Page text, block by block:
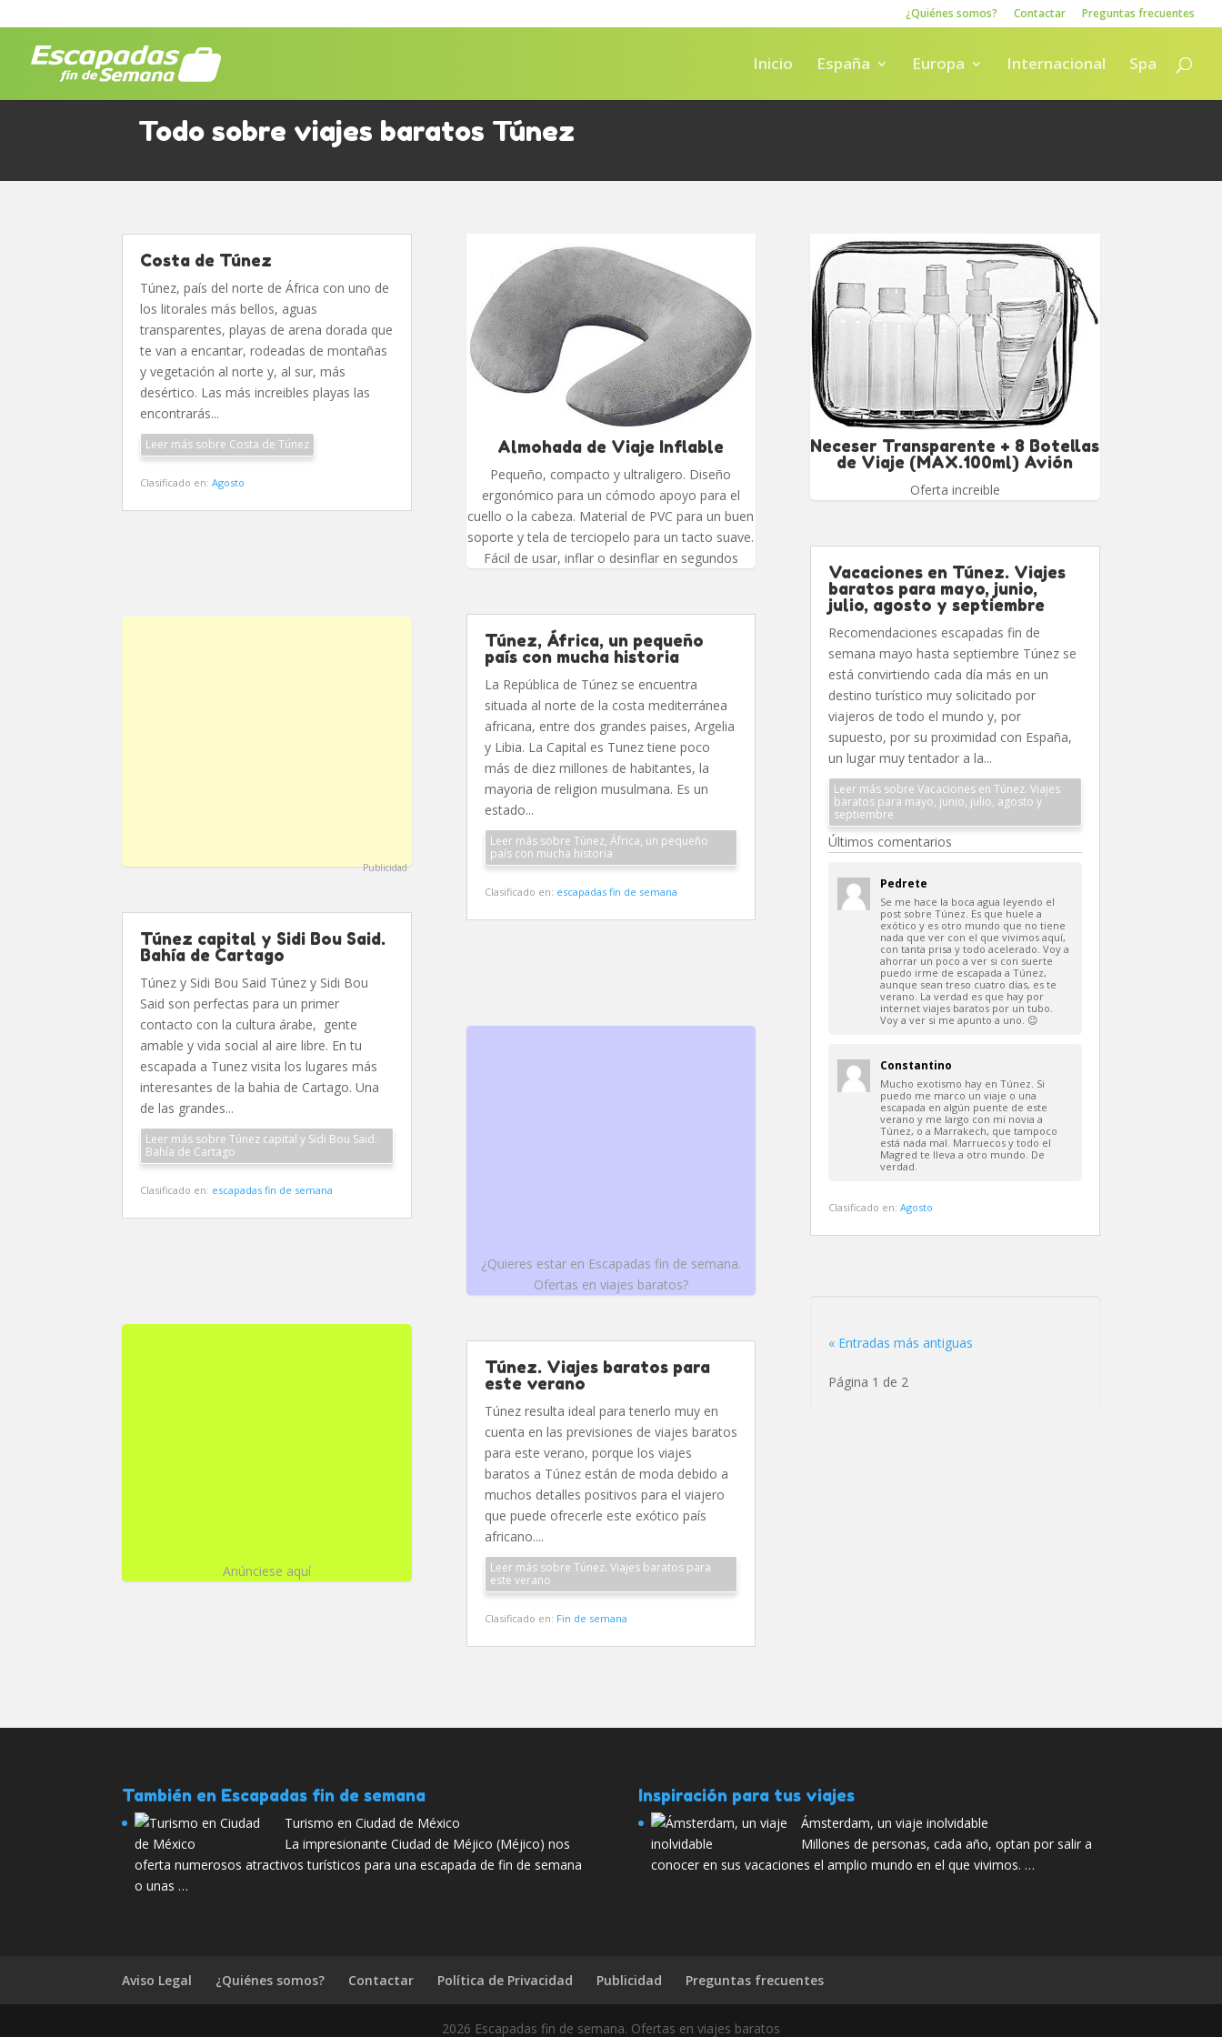
¿Quiénes somos? Contactar Preguntas frecuentes
Inicio España Europa Internacional Spa
Todo sobre viajes baratos Túnez
Costa de Túnez
Túnez, país del norte de África con uno de
los litorales más bellos, aguas
transparentes, playas de arena dorada que
te van a encantar, rodeadas de montañas
y vegetación al norte y, al sur, más
desértico. Las más increibles playas las
encontrarás...
Leer más sobre Costa de Túnez
Clasificado en:Agosto
Publicidad
Túnez capital y Sidi Bou Said.
Bahía de Cartago
Túnez y Sidi Bou Said Túnez y Sidi Bou
Said son perfectas para un primer
contacto con la cultura árabe, gente
amable y vida social al aire libre. En tu
escapada a Tunez visita los lugares más
interesantes de la bahia de Cartago. Una
de las grandes...
Leer más sobre Túnez capital y Sidi Bou Said.
Bahía de Cartago
Clasificado en: escapadas fin de semana
Anúnciese aquí
Almohada de Viaje Inflable
Pequeño, compacto y ultraligero. Diseño
ergonómico para un cómodo apoyo para el
cuello o la cabeza. Material de PVC para un buen
soporte y tela de terciopelo para un tacto suave.
Fácil de usar, inflar o desinflar en segundos
Túnez, África, un pequeño
país con mucha historia
La República de Túnez se encuentra
situada al norte de la costa mediterránea
africana, entre dos grandes paises, Argelia
y Libia. La Capital es Tunez tiene poco
más de diez millones de habitantes, la
mayoria de religion musulmana. Es un
estado...
Leer más sobre Túnez, África, un pequeño
país con mucha historia
Clasificado en: escapadas fin de semana
¿Quieres estar en Escapadas fin de semana.
Ofertas en viajes baratos?
Túnez. Viajes baratos para
este verano
Túnez resulta ideal para tenerlo muy en
cuenta en las previsiones de viajes baratos
para este verano, porque los viajes
baratos a Túnez están de moda debido a
muchos detalles positivos para el viajero
que puede ofrecerle este exótico país
africano....
Leer más sobre Túnez. Viajes baratos para
este verano
Clasificado en: Fin de semana
Neceser Transparente + 8 Botellas
de Viaje (MAX.100ml) Avión
Oferta increible
Vacaciones en Túnez. Viajes
baratos para mayo, junio,
julio, agosto y septiembre
Recomendaciones escapadas fin de
semana mayo hasta septiembre Túnez se
está convirtiendo cada día más en un
destino turístico muy solicitado por
viajeros de todo el mundo y, por
supuesto, por su proximidad con España,
un lugar muy tentador a la...
Leer más sobre Vacaciones en Túnez. Viajes
baratos para mayo, junio, julio, agosto y
septiembre
Últimos comentarios
Pedrete
Se me hace la boca agua leyendo el
post sobre Túnez. Es que huele a
exótico y es otro mundo que no tiene
nada que ver con el que vivimos aquí,
con tanta prisa y todo acelerado. Voy a
ahorrar un poco a ver si con suerte
puedo irme de escapada a Túnez,
aunque sean treso cuatro días, es te
verano. La verdad es que hay por
internet viajes baratos por un tubo.
Voy a ver si me apunto a uno. 😉
Constantino
Mucho exotismo hay en Túnez. Si
puedo me marco un viaje o una
escapada en algún puente de este
verano y me largo con mi novia a
Túnez, o a Marrakech, que tampoco
está nada mal. Marruecos y todo el
Magred te lleva a otro mundo. De
verdad.
Clasificado en:Agosto
« Entradas más antiguas
Página 1 de 2
También en Escapadas fin de semana
Turismo en Ciudad de México
La impresionante Ciudad de Méjico (Méjico) nos
oferta numerosos atractivos turísticos para una escapada de fin de semana
o unas …
Inspiración para tus viajes
Ámsterdam, un viaje inolvidable
Millones de personas, cada año, optan por salir a
conocer en sus vacaciones el amplio mundo en el que vivimos. …
Aviso Legal ¿Quiénes somos? Contactar Política de Privacidad Publicidad Preguntas frecuentes
2026 Escapadas fin de semana. Ofertas en viajes baratos